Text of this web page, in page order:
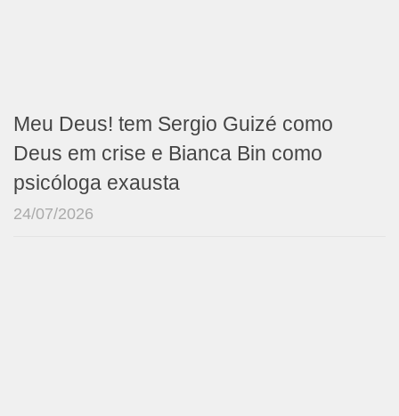
Meu Deus! tem Sergio Guizé como
Deus em crise e Bianca Bin como
psicóloga exausta
24/07/2026